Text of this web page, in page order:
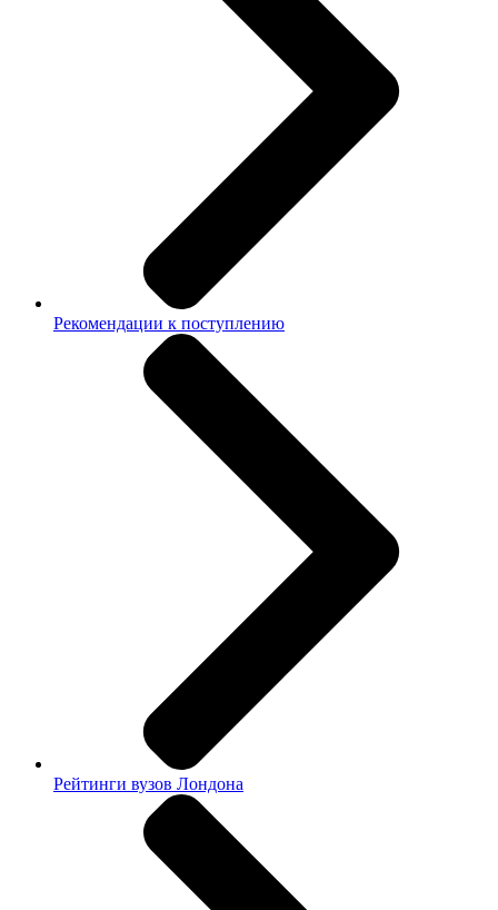
Рекомендации к поступлению
Рейтинги вузов Лондона